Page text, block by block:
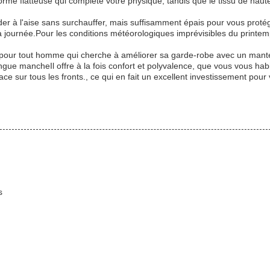
à l'aise sans surchauffer, mais suffisamment épais pour vous
les conditions météorologiques imprévisibles du
tout homme qui cherche à améliorer sa garde-robe avec un
mancheIl offre à la fois confort et polyvalence, que vous vous
sur tous les fronts., ce qui en fait un excellent investissement pour